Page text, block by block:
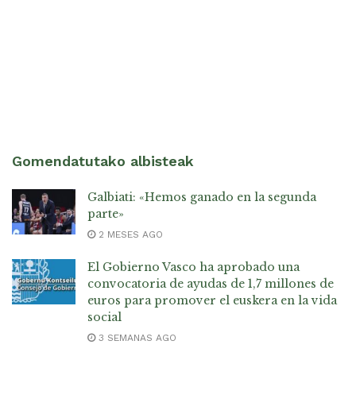
Gomendatutako albisteak
Galbiati: «Hemos ganado en la segunda
parte»
2 MESES AGO
El Gobierno Vasco ha aprobado una
convocatoria de ayudas de 1,7 millones de
euros para promover el euskera en la vida
social
3 SEMANAS AGO